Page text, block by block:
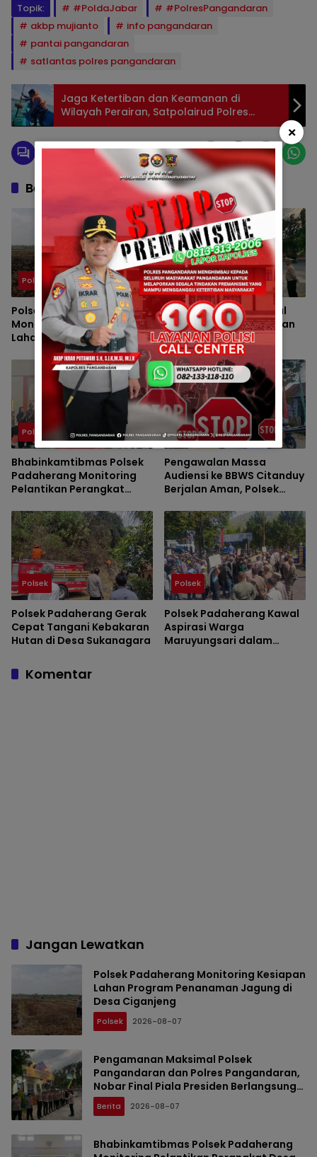
Topik:
#PoldaJabar
#PolresPangandaran
akbp mujianto
info pangandaran
pantai pangandaran
satlantas polres pangandaran
Jaga Ketertiban dan Keamanan di
Wilayah Perairan, Satpolairud Polres
Pangandaran Lakukan Patroli Laut
Berita Berkaitan
Polsek
Polsek Padaherang
Monitoring Kesiapan
Lahan Program
Penanaman Jagung di
Desa Ciganjeng
Berita
Pengamanan Maksimal
Polsek Pangandaran dan
Polres Pangandaran,
Nobar Final Piala Presiden
Berlangsung Aman
Polsek
Bhabinkamtibmas Polsek
Padaherang Monitoring
Pelantikan Perangkat
Polsek
Pengawalan Massa
Audiensi ke BBWS Citanduy
Berjalan Aman, Polsek
Kegiatan Berlangsung
Kondusif
Polsek
Polsek Padaherang Gerak
Cepat Tangani Kebakaran
Hutan di Desa Sukanagara
Polsek
Polsek Padaherang Kawal
Aspirasi Warga
Maruyungsari dalam
Komentar
Jangan Lewatkan
Polsek Padaherang Monitoring Kesiapan
Lahan Program Penanaman Jagung di
Desa Ciganjeng
Polsek 2026-08-07
Pengamanan Maksimal Polsek
Pangandaran dan Polres Pangandaran,
Nobar Final Piala Presiden Berlangsung
Aman
Berita 2026-08-07
Bhabinkamtibmas Polsek Padaherang
×